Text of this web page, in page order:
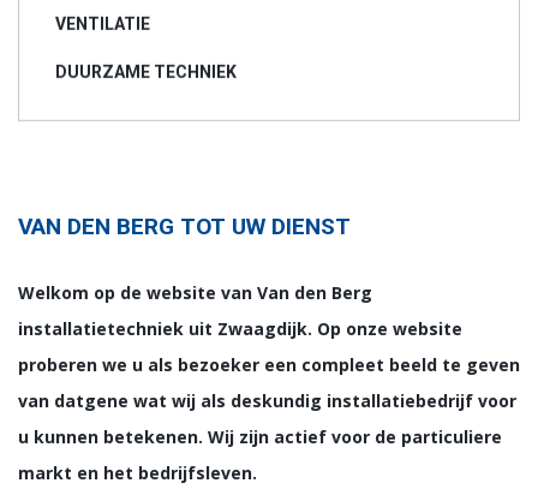
VENTILATIE
DUURZAME TECHNIEK
VAN DEN BERG TOT UW DIENST
Welkom op de website van Van den Berg
installatietechniek uit Zwaagdijk. Op onze website
proberen we u als bezoeker een compleet beeld te geven
van datgene wat wij als deskundig installatiebedrijf voor
u kunnen betekenen. Wij zijn actief voor de particuliere
markt en het bedrijfsleven.